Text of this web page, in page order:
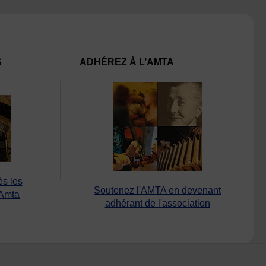
les
ADHÉREZ À L’AMTA
Soutenez l'AMTA en devenant
adhérant de l'association